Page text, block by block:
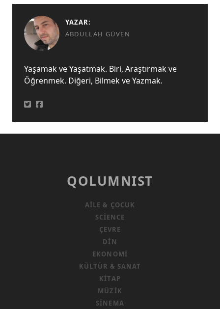
YAZAR:
ABDULLAH GÜVEN
Yaşamak ve Yaşatmak. Biri, Araştırmak ve
Öğrenmek. Diğeri, Bilmek ve Yazmak.
QOLUMNIST
AILE & ÇOCUK
SCIENCE
ÇEVRE
DIN
EKONOMI
KÜLTÜR & SANAT
KITAP
MÜZIK
SINEMA